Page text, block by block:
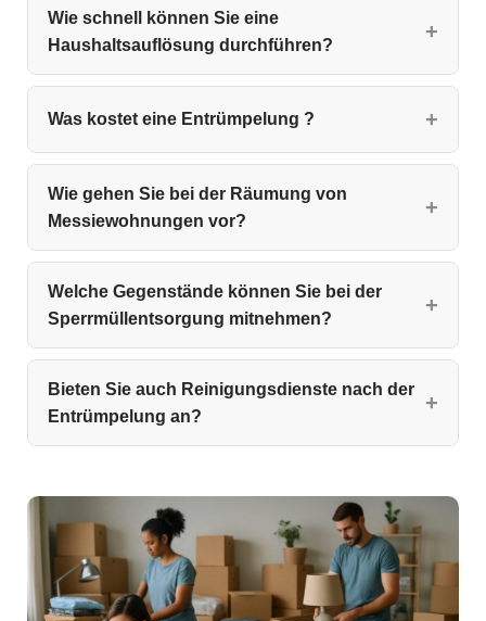
Wie schnell können Sie eine
Haushaltsauflösung durchführen?
Was kostet eine Entrümpelung ?
Wie gehen Sie bei der Räumung von
Messiewohnungen vor?
Welche Gegenstände können Sie bei der
Sperrmüllentsorgung mitnehmen?
Bieten Sie auch Reinigungsdienste nach der
Entrümpelung an?